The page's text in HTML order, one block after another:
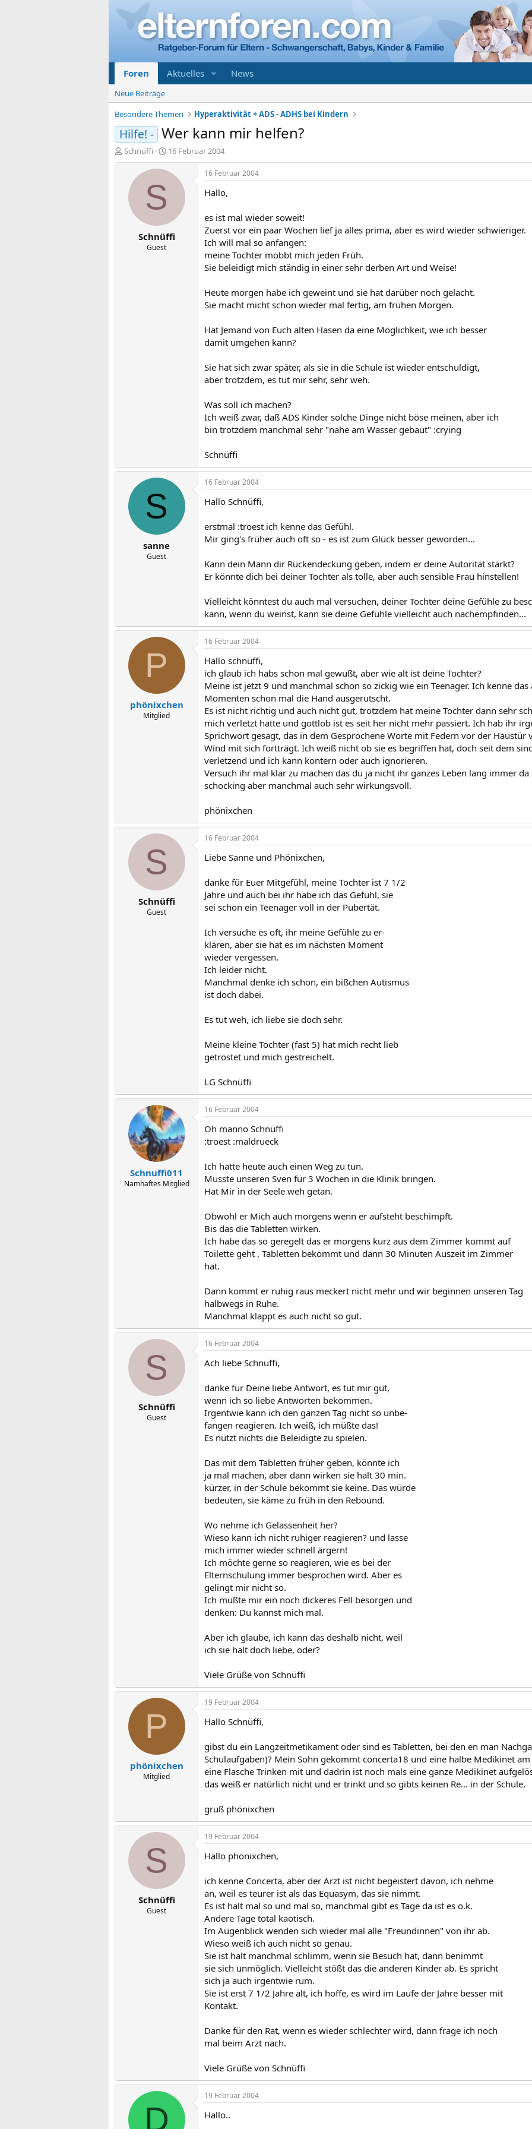
Foren Aktuelles News
Neue Beiträge
Besondere Themen
Hyperaktivität + ADS - ADHS bei Kindern
Hilfe! - Wer kann mir helfen?
E
r
Schnüffi
E
r
s
t
a
16 Februar 2004
S
Schnüffi
Guest
16 Februar 2004
Hallo,
es ist mal wieder soweit!
Zuerst vor ein paar Wochen lief ja alles prima, aber es wird wieder schwieriger.
Ich will mal so anfangen:
meine Tochter mobbt mich jeden Früh.
Sie beleidigt mich ständig in einer sehr derben Art und Weise!
Heute morgen habe ich geweint und sie hat darüber noch gelacht.
Sie macht micht schon wieder mal fertig, am frühen Morgen.
Hat Jemand von Euch alten Hasen da eine Möglichkeit, wie ich besser
damit umgehen kann?
Sie hat sich zwar später, als sie in die Schule ist wieder entschuldigt,
aber trotzdem, es tut mir sehr, sehr weh.
Was soll ich machen?
Ich weiß zwar, daß ADS Kinder solche Dinge nicht böse meinen, aber ich
bin trotzdem manchmal sehr "nahe am Wasser gebaut" :crying
Schnüffi
S
sanne
Guest
16 Februar 2004
Hallo Schnüffi,
erstmal :troest ich kenne das Gefühl.
Mir ging's früher auch oft so - es ist zum Glück besser geworden...
Kann dein Mann dir Rückendeckung geben, indem er deine Autorität stärkt?
Er könnte dich bei deiner Tochter als tolle, aber auch sensible Frau hinstellen!
Vielleicht könntest du auch mal versuchen, deiner Tochter deine Gefühle zu
kann, wenn du weinst, kann sie deine Gefühle vielleicht auch nachempfinden...
P
phönixchen
Mitglied
16 Februar 2004
Hallo schnüffi,
ich glaub ich habs schon mal gewußt, aber wie alt ist deine Tochter?
Meine ist jetzt 9 und manchmal schon so zickig wie ein Teenager. Ich kenne
Momenten schon mal die Hand ausgerutscht.
Es ist nicht richtig und auch nicht gut, trotzdem hat meine Tochter dann sehr
mich verletzt hatte und gottlob ist es seit her nicht mehr passiert. Ich hab ihr
Sprichwort gesagt, das in dem Gesprochene Worte mit Federn vor der
Wind mit sich fortträgt. Ich weiß nicht ob sie es begriffen hat, doch seit dem
verletzend und ich kann kontern oder auch ignorieren.
Versuch ihr mal klar zu machen das du ja nicht ihr ganzes Leben lang immer
schocking aber manchmal auch sehr wirkungsvoll.
phönixchen
S
Schnüffi
Guest
16 Februar 2004
Liebe Sanne und Phönixchen,
danke für Euer Mitgefühl, meine Tochter ist 7 1/2
Jahre und auch bei ihr habe ich das Gefühl, sie
sei schon ein Teenager voll in der Pubertät.
Ich versuche es oft, ihr meine Gefühle zu er-
klären, aber sie hat es im nächsten Moment
wieder vergessen.
Ich leider nicht.
Manchmal denke ich schon, ein bißchen Autismus
ist doch dabei.
Es tut weh, ich liebe sie doch sehr.
Meine kleine Tochter (fast 5) hat mich recht lieb
getröstet und mich gestreichelt.
LG Schnüffi
Schnuffi011
Namhaftes Mitglied
16 Februar 2004
Oh manno Schnüffi
:troest :maldrueck
Ich hatte heute auch einen Weg zu tun.
Musste unseren Sven für 3 Wochen in die Klinik bringen.
Hat Mir in der Seele weh getan.
Obwohl er Mich auch morgens wenn er aufsteht beschimpft.
Bis das die Tabletten wirken.
Ich habe das so geregelt das er morgens kurz aus dem Zimmer kommt auf
Toilette geht , Tabletten bekommt und dann 30 Minuten Auszeit im Zimmer
hat.
Dann kommt er ruhig raus meckert nicht mehr und wir beginnen unseren Tag
halbwegs in Ruhe.
Manchmal klappt es auch nicht so gut.
S
Schnüffi
Guest
16 Februar 2004
Ach liebe Schnuffi,
danke für Deine liebe Antwort, es tut mir gut,
wenn ich so liebe Antworten bekommen.
Irgentwie kann ich den ganzen Tag nicht so unbe-
fangen reagieren. Ich weiß, ich müßte das!
Es nützt nichts die Beleidigte zu spielen.
Das mit dem Tabletten früher geben, könnte ich
ja mal machen, aber dann wirken sie halt 30 min.
kürzer, in der Schule bekommt sie keine. Das würde
bedeuten, sie käme zu früh in den Rebound.
Wo nehme ich Gelassenheit her?
Wieso kann ich nicht ruhiger reagieren? und lasse
mich immer wieder schnell ärgern!
Ich möchte gerne so reagieren, wie es bei der
Elternschulung immer besprochen wird. Aber es
gelingt mir nicht so.
Ich müßte mir ein noch dickeres Fell besorgen und
denken: Du kannst mich mal.
Aber ich glaube, ich kann das deshalb nicht, weil
ich sie halt doch liebe, oder?
Viele Grüße von Schnüffi
P
phönixchen
Mitglied
19 Februar 2004
Hallo Schnüffi,
gibst du ein Langzeitmetikament oder sind es Tabletten, bei den en man
Schulaufgaben)? Mein Sohn gekommt concerta18 und eine halbe Medikinet
eine Flasche Trinken mit und dadrin ist noch mals eine ganze Medikinet
das weiß er natürlich nicht und er trinkt und so gibts keinen Re... in der Schule.
gruß phönixchen
S
Schnüffi
Guest
19 Februar 2004
Hallo phönixchen,
ich kenne Concerta, aber der Arzt ist nicht begeistert davon, ich nehme
an, weil es teurer ist als das Equasym, das sie nimmt.
Es ist halt mal so und mal so, manchmal gibt es Tage da ist es o.k.
Andere Tage total kaotisch.
Im Augenblick wenden sich wieder mal alle "Freundinnen" von ihr ab.
Wieso weiß ich auch nicht so genau.
Sie ist halt manchmal schlimm, wenn sie Besuch hat, dann benimmt
sie sich unmöglich. Vielleicht stößt das die anderen Kinder ab. Es spricht
sich ja auch irgentwie rum.
Sie ist erst 7 1/2 Jahre alt, ich hoffe, es wird im Laufe der Jahre besser mit
Kontakt.
Danke für den Rat, wenn es wieder schlechter wird, dann frage ich noch
mal beim Arzt nach.
Viele Grüße von Schnüffi
D
19 Februar 2004
Hallo..